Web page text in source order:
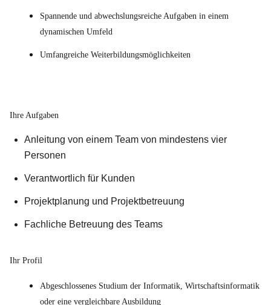
Spannende und abwechslungsreiche Aufgaben in einem
dynamischen Umfeld
Umfangreiche Weiterbildungsmöglichkeiten
Ihre Aufgaben
Anleitung von einem Team von mindestens vier
Personen
Verantwortlich für Kunden
Projektplanung und Projektbetreuung
Fachliche Betreuung des Teams
Ihr Profil
Abgeschlossenes Studium der Informatik, Wirtschaftsinformatik
oder eine vergleichbare Ausbildung